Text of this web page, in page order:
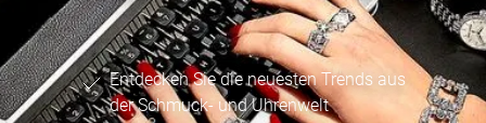
Entdecken Sie die neuesten Trends aus
der Schmuck- und Uhrenwelt